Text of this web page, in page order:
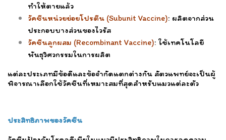
ทำให้ตายแล้ว
วัคซีนหน่วยย่อยโปรตีน (Subunit Vaccine): ผลิตจากส่วน
ประกอบบางส่วนของไวรัส
วัคซีนลูกผสม (Recombinant Vaccine): ใช้เทคโนโลยี
พันธุวิศวกรรมในการผลิต
แต่ละประเภทมีข้อดีและข้อจำกัดแตกต่างกัน สัตวแพทย์จะเป็นผู้
พิจารณาเลือกใช้วัคซีนที่เหมาะสมที่สุดสำหรับแมวแต่ละตัว
ประสิทธิภาพของวัคซีน